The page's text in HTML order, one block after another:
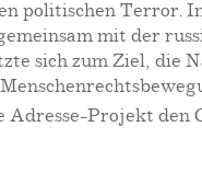
politischen Terror.
mit der
sich zum Ziel, die
Adresse-Projekt den